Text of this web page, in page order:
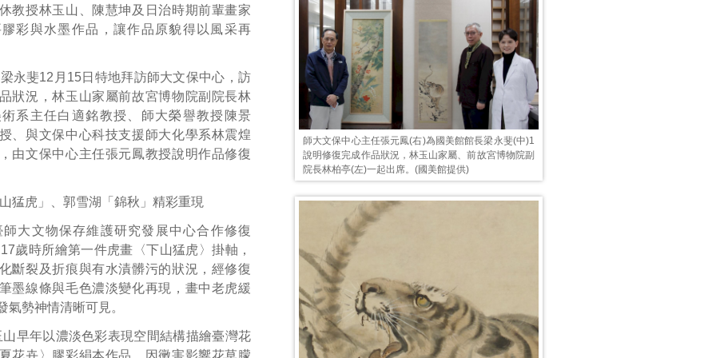
師大文保中心主任張元鳳(右)為國美館館長梁永斐(中)1
說明修復完成作品狀況，林玉山家屬、前故宮博物院副
院長林柏亭(左)一起出席。(國美館提供)
教授林玉山、陳慧坤及日治時期前輩畫家
彩與水墨作品，讓作品原貌得以風采再
永斐12月15日特地拜訪師大文保中心，訪
狀況，林玉山家屬前故宮博物院副院長林
系主任白適銘教授、師大榮譽教授陳景
、與文保中心科技支援師大化學系林震煌
由文保中心主任張元鳳教授說明作品修復
猛虎」、郭雪湖「錦秋」精彩重現
大文物保存維護研究發展中心合作修復
歲時所繪第一件虎畫〈下山猛虎〉掛軸，
斷裂及折痕與有水漬髒污的狀況，經修復
墨線條與毛色濃淡變化再現，畫中老虎緩
氣勢神情清晰可見。
早年以濃淡色彩表現空間結構描繪臺灣花
花卉〉膠彩絹本作品，因黴害影響花草朦